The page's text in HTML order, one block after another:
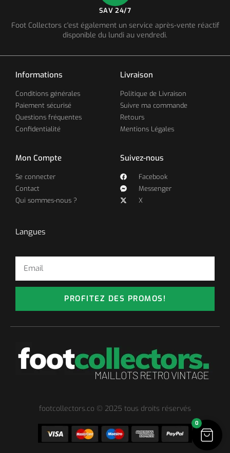
SAV 24/7
Foot Collectors c'est également un service après-vente réactif
disponible du lundi au vendredi.
Informations
Conditions générales
Paiement sécurisé
Questions fréquentes
Confidentialité
Livraison
Politique de Livraison
Suivre ma commande
Retours
Mentions Légales
Mon Compte
Se connecter
Contact
Qui sommes-nous ?
Suivez-nous
Facebook
Messenger
X
Langues
PROFITEZ DES PROMOS!
footcollectors.co © 2025 tous droits réservés
0